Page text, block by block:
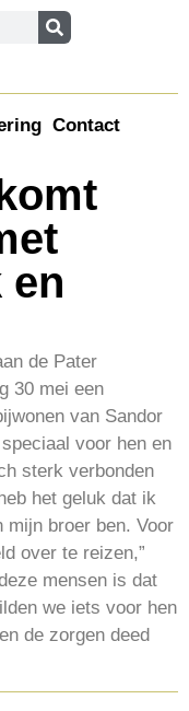
Contact
en
de Pater
30 mei een
van Sandor
voor hen en
sterk verbonden
het geluk dat ik
mijn broer ben. Voor
over te reizen,”
mensen is dat
we iets voor hen
de zorgen deed